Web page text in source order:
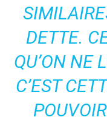
DETTE.
QU’ON NE
C’EST